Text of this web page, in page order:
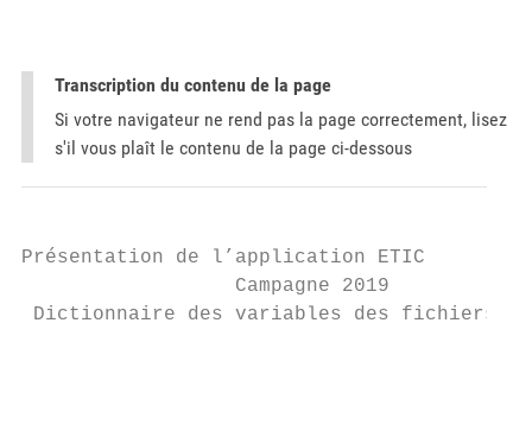
Transcription du contenu de la page
Si votre navigateur ne rend pas la page correctement, lisez
s'il vous plaît le contenu de la page ci-dessous
Présentation de l’application ETIC
                  Campagne 2019
Dictionnaire des variables des fichiers